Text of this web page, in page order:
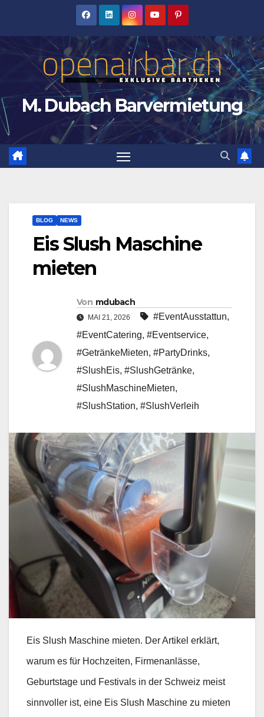
M. Dubach Barvermietung
BLOG NEWS
Eis Slush Maschine
mieten
Von mdubach
MAI 21, 2026 #EventAusstattun,
#EventCatering, #Eventservice,
#GetränkeMieten, #PartyDrinks,
#SlushEis, #SlushGetränke,
#SlushMaschineMieten,
#SlushStation, #SlushVerleih
Eis Slush Maschine mieten. Der Artikel erklärt,
warum es für Hochzeiten, Firmenanlässe,
Geburtstage und Festivals in der Schweiz meist
sinnvoller ist, eine Eis Slush Maschine zu mieten